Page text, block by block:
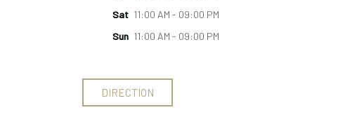
Sat 11:00 AM - 09:00 PM
Sun 11:00 AM - 09:00 PM
DIRECTION